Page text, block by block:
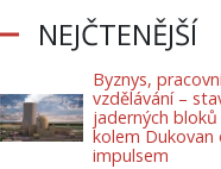
NEJČTENĚJŠÍ
Byznys,
vzdělávání –
jaderných
kolem Dukovan
impulsem